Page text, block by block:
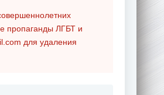
пропаганды ЛГБТ и
для удаления